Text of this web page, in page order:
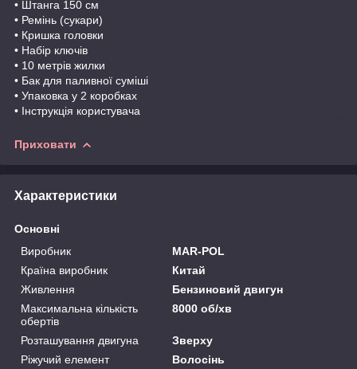
• Штанга 150 см
• Ремінь (сукари)
• Кришка головки
• Набір ключів
• 10 метрів жилки
• Бак для паливної суміші
• Упаковка у 2 коробках
• Інструкція користувача
Приховати
Характеристики
Основні
Виробник
MAR-POL
Країна виробник
Китай
Живлення
Бензиновий двигун
Максимальна кількість
обертів
8000 об/хв
Розташування двигуна
Зверху
Ріжучий елемент
Волосінь